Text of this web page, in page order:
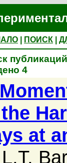
ПОИСК
4
at
L.T.